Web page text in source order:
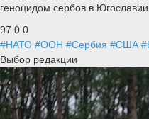
геноцидом сербов в Югославии.
97 0 0
#НАТО #ООН #Сербия #США
Выбор редакции